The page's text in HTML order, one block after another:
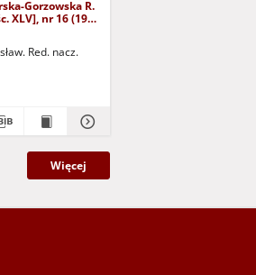
Gorzowska R.
XLV], nr 16 (19
Red. nacz.
Więcej